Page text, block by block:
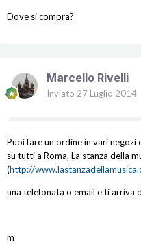
Dove si compra?
Marcello Rivelli
Inviato 27 Luglio 2014
Puoi fare un ordine in vari
su tutti a Roma, La stanza della
(http://
una telefonata o email e ti arriva
m